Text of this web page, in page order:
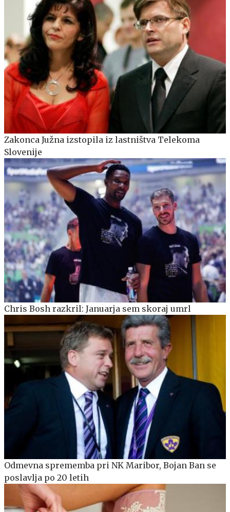
Zakonca Južna izstopila iz lastništva Telekoma
Slovenije
Chris Bosh razkril: Januarja sem skoraj umrl
Odmevna sprememba pri NK Maribor, Bojan Ban se
poslavlja po 20 letih